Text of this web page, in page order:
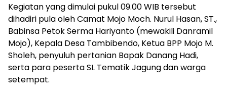
Kegiatan yang dimulai pukul 09.00 WIB tersebut
dihadiri pula oleh Camat Mojo Moch. Nurul Hasan, ST.,
Babinsa Petok Serma Hariyanto (mewakili Danramil
Mojo), Kepala Desa Tambibendo, Ketua BPP Mojo M.
Sholeh, penyuluh pertanian Bapak Danang Hadi,
serta para peserta SL Tematik Jagung dan warga
setempat.